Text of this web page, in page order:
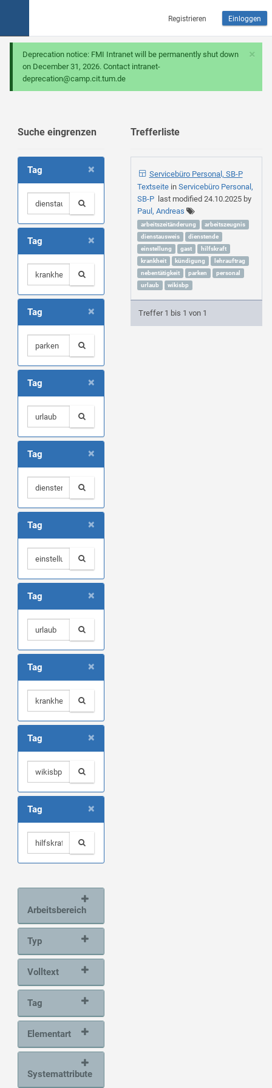
Registrieren Einloggen
×
Deprecation notice: FMI Intranet will be permanently shut down
on December 31, 2026. Contact intranet-
deprecation@camp.cit.tum.de
Suche eingrenzen
×
Tag
×
Tag
×
Tag
×
Tag
×
Tag
×
Tag
×
Tag
×
Tag
×
Tag
×
Tag
Arbeitsbereich
Typ
Volltext
Tag
Elementart
Systemattribute
Trefferliste
Servicebüro Personal, SB-P
Textseite in Servicebüro Personal,
SB-Plast modified 24.10.2025by
Paul, Andreas
arbeitszeitänderung
arbeitszeugnis
dienstausweis
dienstende
einstellung
gast
hilfskraft
krankheit
kündigung
lehrauftrag
nebentätigkeit
parken
personal
urlaub
wikisbp
Treffer 1 bis 1 von 1